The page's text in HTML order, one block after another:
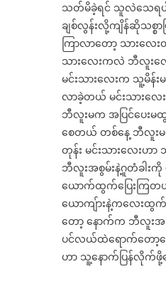
သတ်မိခဲ့ရင် သူလဲသေရပ
ချစ်လွန်းလို့ကျိန်ဆိုသစ္စ
ကြာလာတော့ သားလ
သားလေးကလဲ ဘီလူးလေ
မင်းသားလေးက သူ့မိန်
လာခဲ့တယ် မင်းသားလေ
ဘီလူးမက အပြင်ပေးမ
စေတယ် တစ်နေ့ ဘီလူး
တုန်း မင်းသားလေးဟ
ဘီလူးအစွမ်းနဲ့ဂူတံခါးကို
ယောက်ထွက်ပြေးကြ
ယောကျ်ားနဲ့ကလေးထွက်
တော့ နောက်က ဘီလူ
ပင်လယ်ထဲရောက်တော့
ဟာ သူ့နောက်ပြန်လိုက်ဖို့